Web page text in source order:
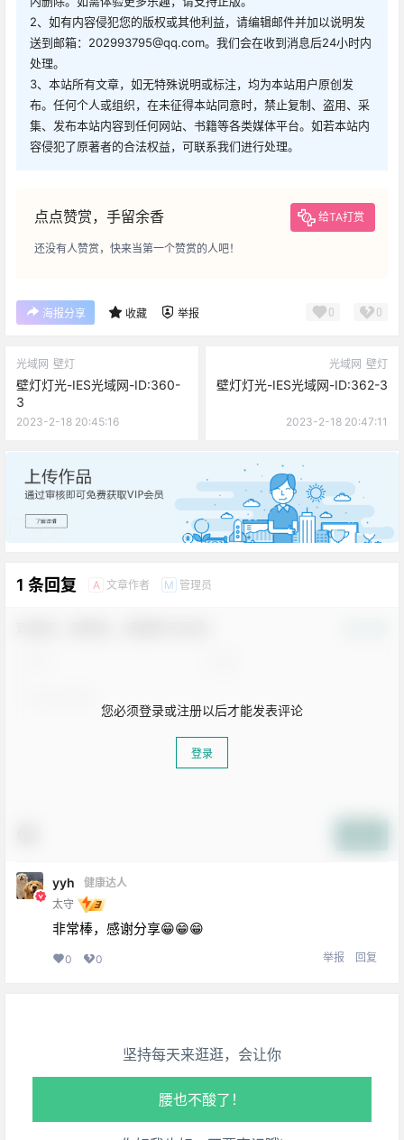
2、如有内容侵犯您的版权或其他利益，请编辑邮件并加以说明发
送到邮箱：202993795@qq.com。我们会在收到消息后24小时内
处理。
3、本站所有文章，如无特殊说明或标注，均为本站用户原创发
布。任何个人或组织，在未征得本站同意时，禁止复制、盗用、采
集、发布本站内容到任何网站、书籍等各类媒体平台。如若本站内
容侵犯了原著者的合法权益，可联系我们进行处理。
点点赞赏，手留余香 给TA打赏
还没有人赞赏，快来当第一个赞赏的人吧！
海报分享 收藏 举报 0 0
光域网 壁灯
壁灯灯光-IES光域网-ID:360-
3
2023-2-18 20:45:16
光域网 壁灯
壁灯灯光-IES光域网-ID:362-3
2023-2-18 20:47:11
广告
1 条回复 A 文章作者 M 管理员
您必须登录或注册以后才能发表评论
登录
yyh
健康达人
太守
非常棒，感谢分享😁😁😁
0 0 举报 回复
坚持每天来逛逛，会让你
生活也美好了！
腿也不痛了！
腰也不酸了！